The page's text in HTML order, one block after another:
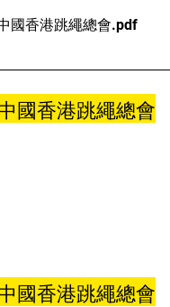
國香港跳繩總會.pdf
國香港跳繩總會
國香港跳繩總會